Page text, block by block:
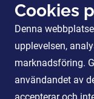
Våra tjänster
För Partners
Cookies
Denna
upplevelsen,
marknadsföring.
användandet av